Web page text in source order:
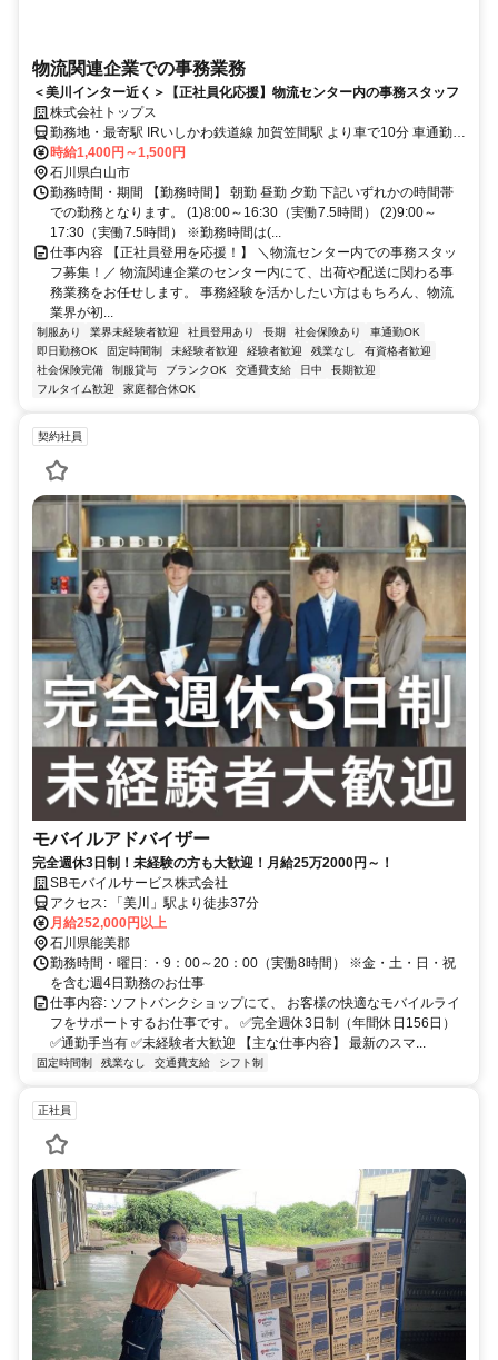
物流関連企業での事務業務
＜美川インター近く＞【正社員化応援】物流センター内の事務スタッフ
株式会社トップス
勤務地・最寄駅 IRいしかわ鉄道線 加賀笠間駅 より車で10分 車通勤
OK(駐車場所あり)
時給1,400円～1,500円
石川県白山市
勤務時間・期間 【勤務時間】 朝勤 昼勤 夕勤 下記いずれかの時間帯
での勤務となります。 (1)8:00～16:30（実働7.5時間） (2)9:00～
17:30（実働7.5時間） ※勤務時間は(...
仕事内容 【正社員登用を応援！】 ＼物流センター内での事務スタッ
フ募集！／ 物流関連企業のセンター内にて、出荷や配送に関わる事
務業務をお任せします。 事務経験を活かしたい方はもちろん、物流
業界が初...
制服あり 業界未経験者歓迎 社員登用あり 長期 社会保険あり
車通勤OK
即日勤務OK
固定時間制 未経験者歓迎 経験者歓迎 残業なし
有資格者歓迎
社会保険完備
制服貸与 ブランクOK 交通費支給 日中
長期歓迎
フルタイム歓迎
家庭都合休OK
契約社員
モバイルアドバイザー
完全週休3日制！未経験の方も大歓迎！月給25万2000円～！
SBモバイルサービス株式会社
アクセス: 「美川」駅より徒歩37分
月給252,000円以上
石川県能美郡
勤務時間・曜日: ・9：00～20：00（実働8時間） ※金・土・日・祝
を含む週4日勤務のお仕事
仕事内容: ソフトバンクショップにて、 お客様の快適なモバイルライ
フをサポートするお仕事です。 ✅完全週休3日制（年間休日156日）
✅通勤手当有 ✅未経験者大歓迎 【主な仕事内容】 最新のスマ...
固定時間制 残業なし 交通費支給 シフト制
正社員